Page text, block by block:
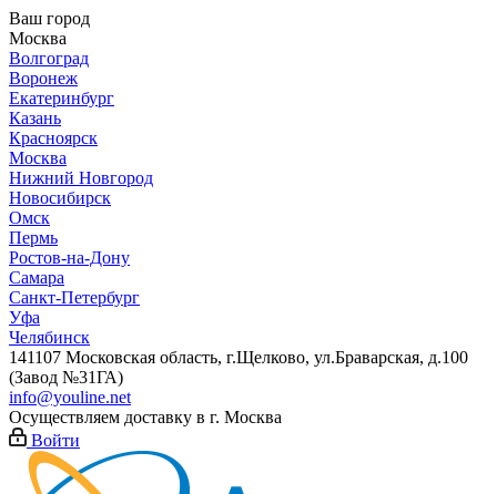
Ваш город
Москва
Волгоград
Воронеж
Екатеринбург
Казань
Красноярск
Москва
Нижний Новгород
Новосибирск
Омск
Пермь
Ростов-на-Дону
Самара
Санкт-Петербург
Уфа
Челябинск
141107 Московская область, г.Щелково, ул.Браварская, д.100
(Завод №31ГА)
info@youline.net
Осуществляем доставку в г. Москва
Войти